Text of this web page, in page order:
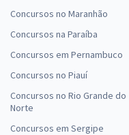
Concursos no Maranhão
Concursos na Paraíba
Concursos em Pernambuco
Concursos no Piauí
Concursos no Rio Grande do
Norte
Concursos em Sergipe